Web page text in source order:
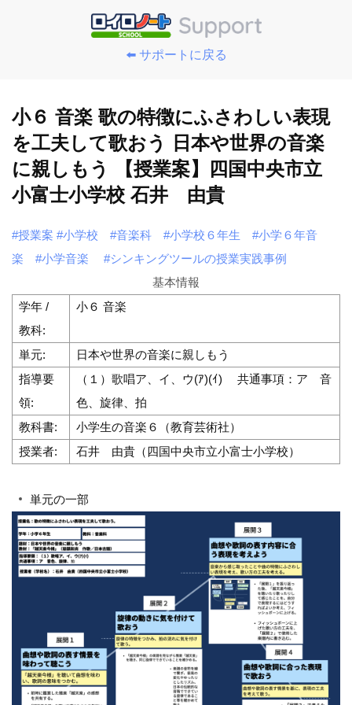
⬅️ サポートに戻る
小６ 音楽 歌の特徴にふさわしい表現
を工夫して歌おう 日本や世界の音楽
に親しもう 【授業案】四国中央市立
小富士小学校 石井 由貴
#授業案 #小学校 #音楽科 #小学校６年生
#小学６年音
楽
#小学音楽
#シンキングツールの授業実践事例
基本情報
学年 /
教科:
小６ 音楽
単元:
日本や世界の音楽に親しもう
指導要
領:
（１）歌唱ア、イ、ウ(ｱ)(ｲ) 共通事項：ア 音
色、旋律、拍
教科書:
小学生の音楽６（教育芸術社）
授業者:
石井 由貴（四国中央市立小富士小学校）
単元の一部